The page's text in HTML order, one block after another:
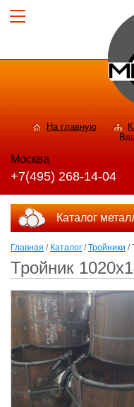
На главную
Москва
+7(495) 268-14-04
Каталог
Главная / Каталог /Тройники /
Тройник